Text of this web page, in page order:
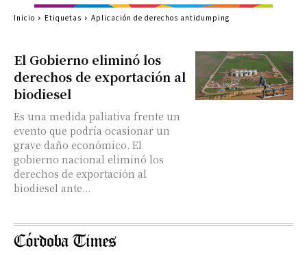
El Gobierno eliminó los
derechos de exportación al
biodiesel
Es una medida paliativa frente un
evento que podría ocasionar un
grave daño económico. El
gobierno nacional eliminó los
derechos de exportación al
biodiesel ante...
Inicio Etiquetas Aplicación de derechos antidumping